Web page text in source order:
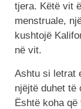
tjera. Këtë vit
menstruale,
kushtojë
në vit.
Ashtu si letrat
njëjtë duhet të
Është koha që